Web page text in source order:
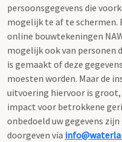
persoonsgegevens die
mogelijk te af te schermen.
online bouwtekeningen
mogelijk ook van personen
is gemaakt of deze
moesten worden. Maar de
uitvoering hiervoor is
impact voor betrokkene
onbedoeld uw gegevens
doorgeven via